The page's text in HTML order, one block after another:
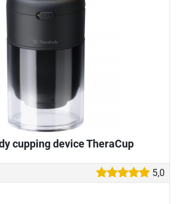
cupping device TheraCup
5,0